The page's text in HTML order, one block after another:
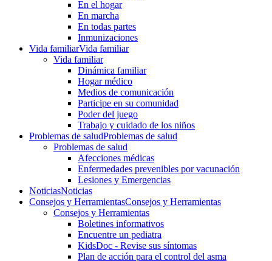
En el hogar
En marcha
En todas partes
Inmunizaciones
Vida familiarVida familiar
Vida familiar
Dinámica familiar
Hogar médico
Medios de comunicación
Participe en su comunidad
Poder del juego
Trabajo y cuidado de los niños
Problemas de saludProblemas de salud
Problemas de salud
Afecciones médicas
Enfermedades prevenibles por vacunación
Lesiones y Emergencias
NoticiasNoticias
Consejos y HerramientasConsejos y Herramientas
Consejos y Herramientas
Boletines informativos
Encuentre un pediatra
KidsDoc - Revise sus síntomas
Plan de acción para el control del asma